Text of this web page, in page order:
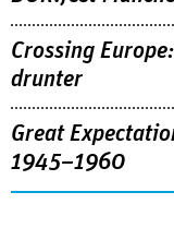
Crossing
drunter
Great
1945–1960